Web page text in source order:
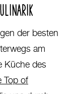
der besten
am
Küche des
Top of